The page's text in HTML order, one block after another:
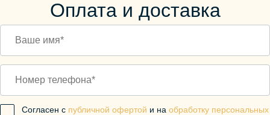
Оплата и доставка
Согласен с публичной офертой и на обработку персональных